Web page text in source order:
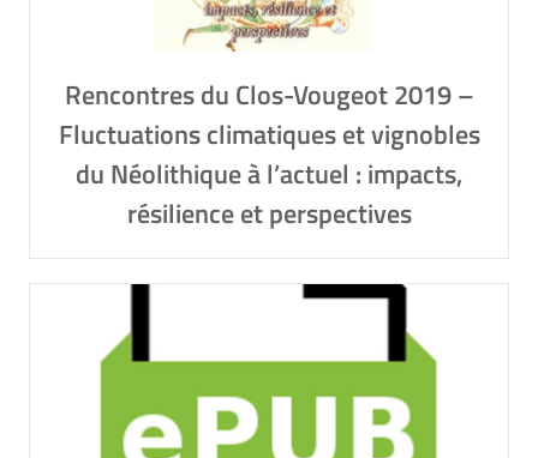
Rencontres du Clos-Vougeot 2019 –
Fluctuations climatiques et vignobles
du Néolithique à l’actuel : impacts,
résilience et perspectives